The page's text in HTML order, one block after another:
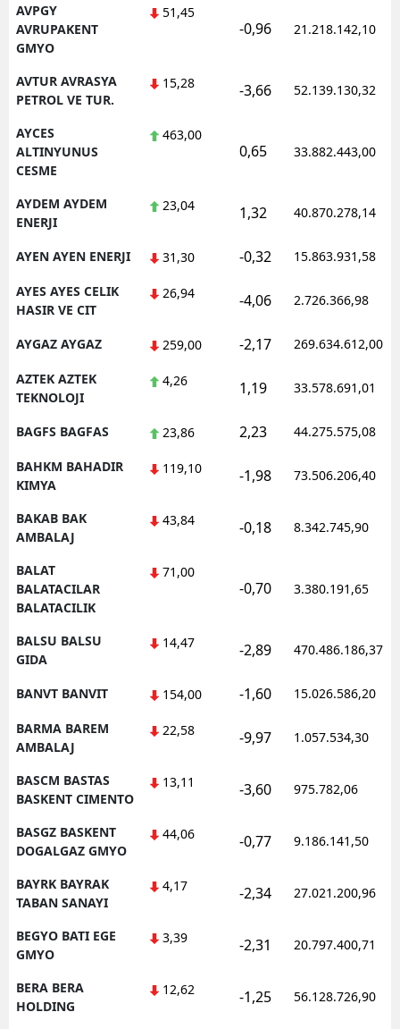
AVPGY
AVRUPAKENT
GMYO
51,45
-0,96 21.218.142,10
AVTUR AVRASYA
PETROL VE TUR.
15,28 -3,66 52.139.130,32
AYCES
ALTINYUNUS
CESME
463,00
0,65 33.882.443,00
AYDEM AYDEM
ENERJI
23,04 1,32 40.870.278,14
AYEN AYEN ENERJI 31,30 -0,32 15.863.931,58
AYES AYES CELIK
HASIR VE CIT
26,94 -4,06 2.726.366,98
AYGAZ AYGAZ 259,00 -2,17 269.634.612,00
AZTEK AZTEK
TEKNOLOJI
4,26 1,19 33.578.691,01
BAGFS BAGFAS 23,86 2,23 44.275.575,08
BAHKM BAHADIR
KIMYA
119,10 -1,98 73.506.206,40
BAKAB BAK
AMBALAJ
43,84 -0,18 8.342.745,90
BALAT
BALATACILAR
BALATACILIK
71,00
-0,70 3.380.191,65
BALSU BALSU
GIDA
14,47 -2,89 470.486.186,37
BANVT BANVIT 154,00 -1,60 15.026.586,20
BARMA BAREM
AMBALAJ
22,58 -9,97 1.057.534,30
BASCM BASTAS
BASKENT CIMENTO
13,11 -3,60 975.782,06
BASGZ BASKENT
DOGALGAZ GMYO
44,06 -0,77 9.186.141,50
BAYRK BAYRAK
TABAN SANAYI
4,17 -2,34 27.021.200,96
BEGYO BATI EGE
GMYO
3,39 -2,31 20.797.400,71
BERA BERA
HOLDING
12,62 -1,25 56.128.726,90